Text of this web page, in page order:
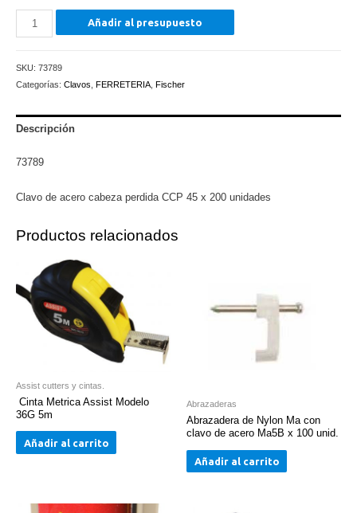
Clavo
de
cabeza
perdida
45
200
cantidad
Añadir al presupuesto
SKU: 73789
Categorías: Clavos FERRETERIA Fischer
Descripción
73789
Clavo de acero cabeza perdida CCP 45 x 200 unidades
Productos relacionados
Assist cutters y cintas.
Cinta Metrica Assist Modelo
36G 5m
Añadir al carrito
Abrazaderas
Abrazadera de Nylon Ma con
clavo de acero Ma5B x 100 unid.
Añadir al carrito